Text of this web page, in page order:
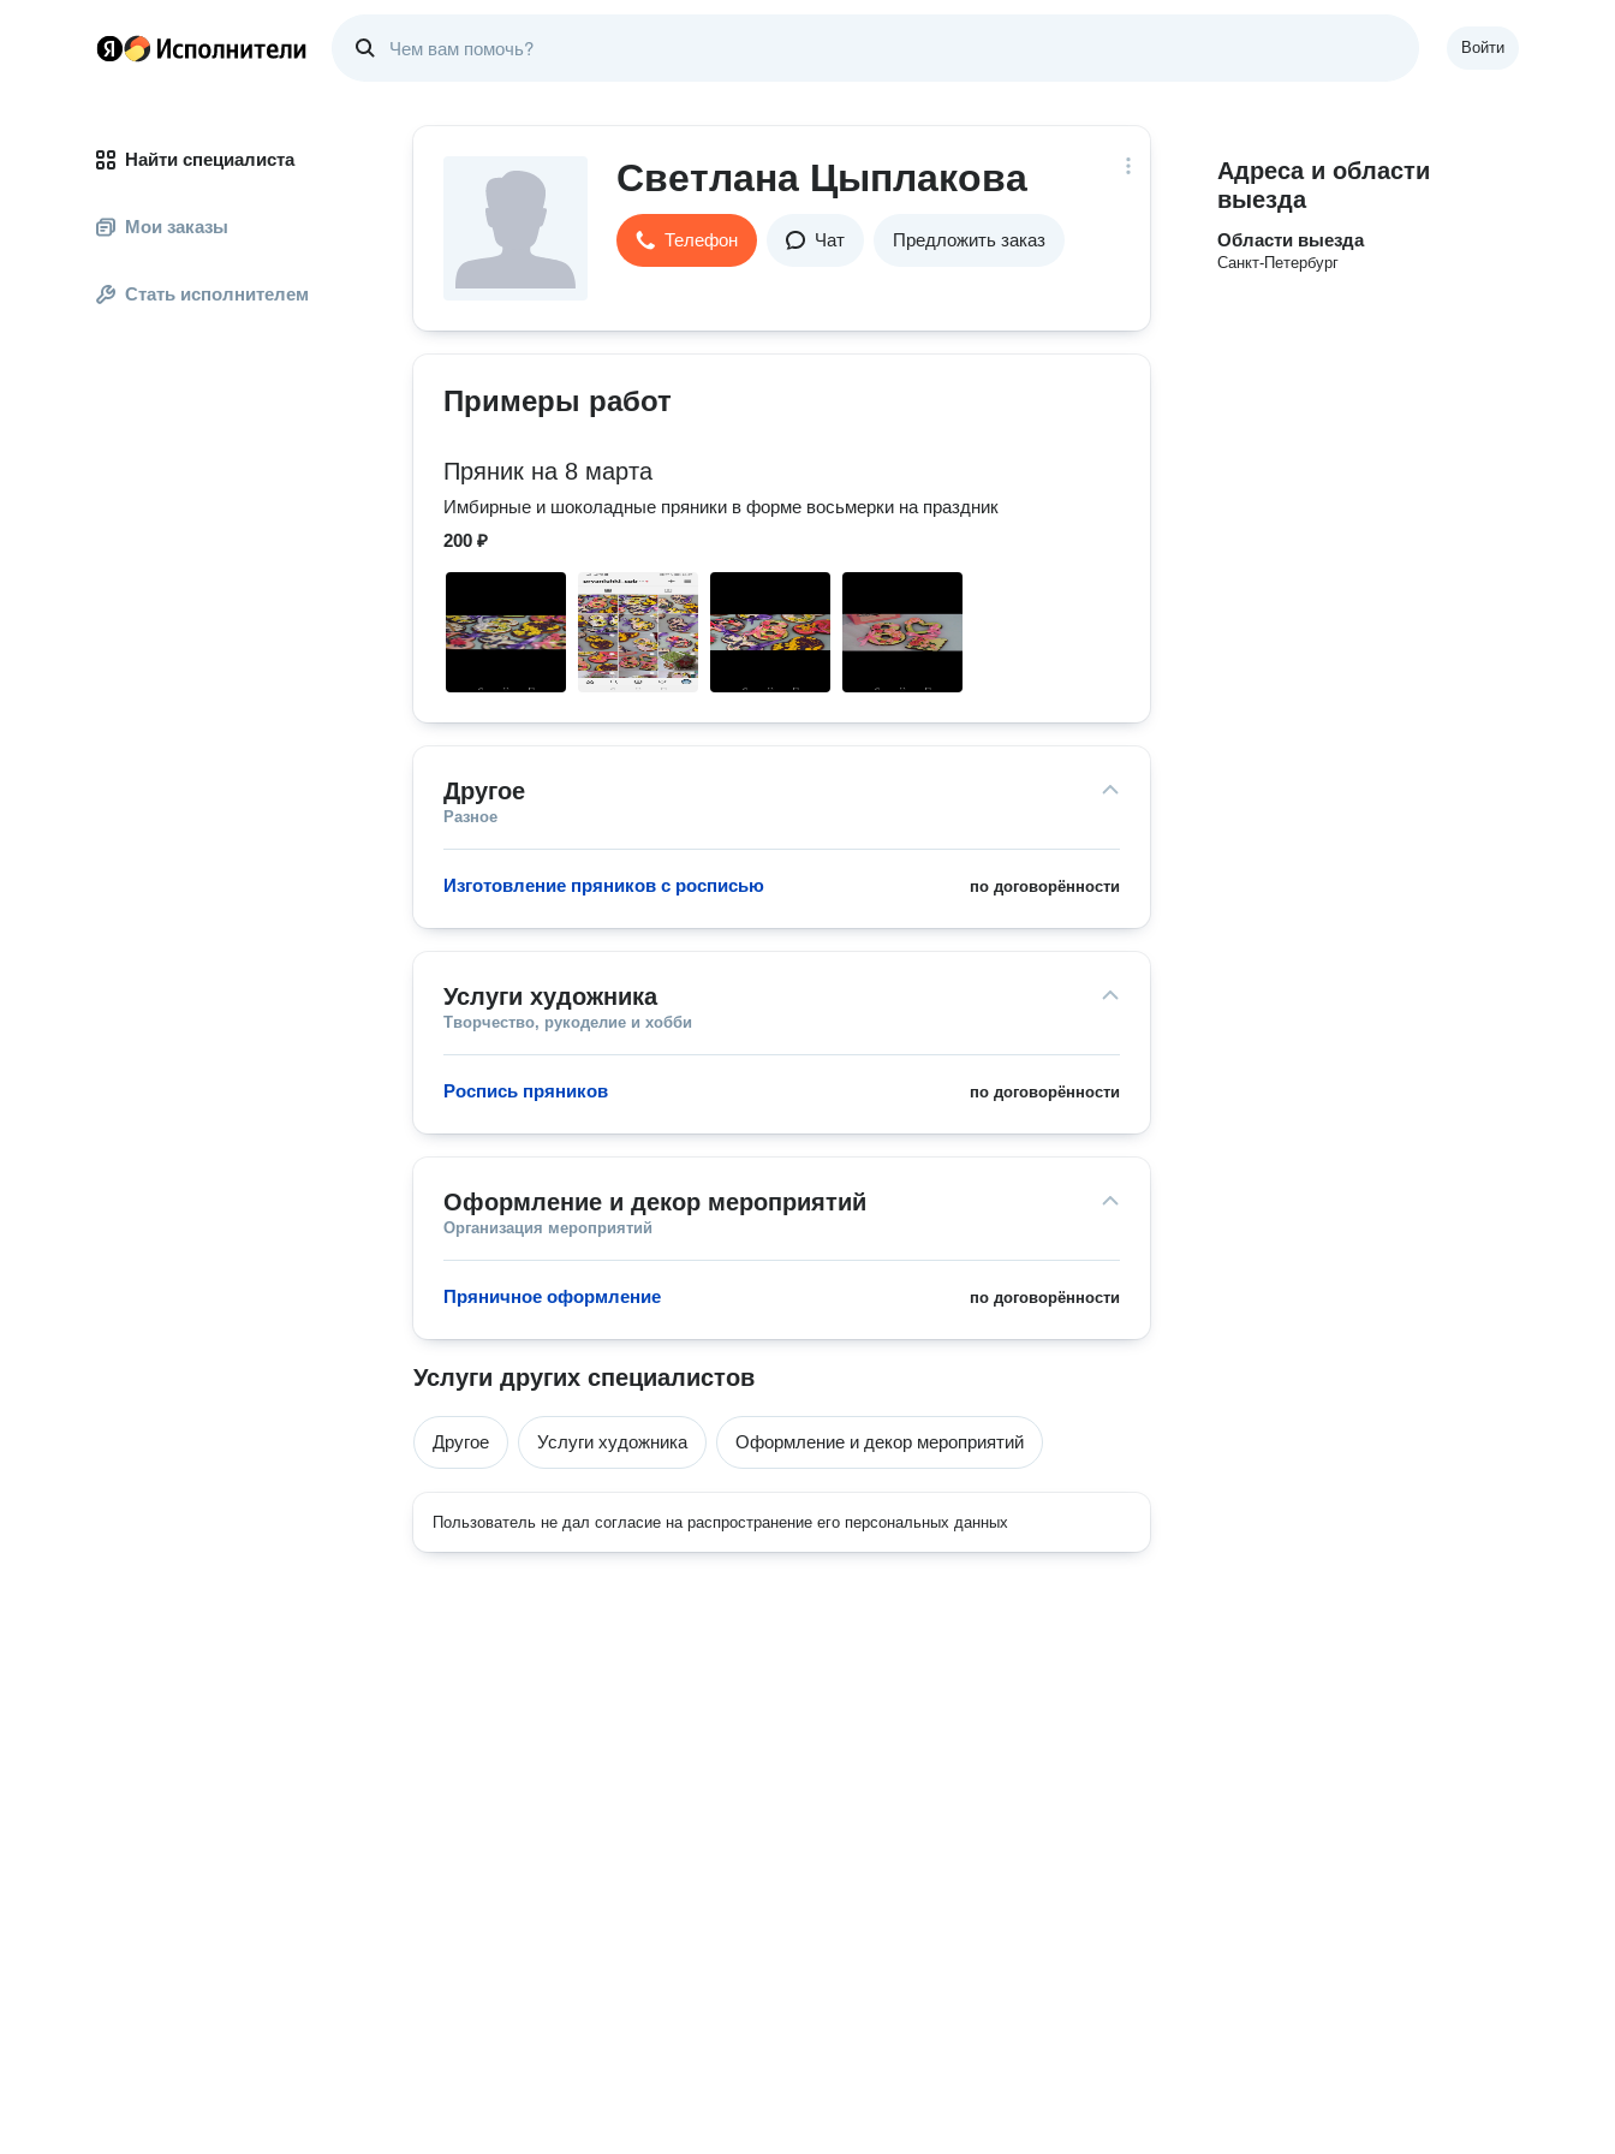
Войти
Найти специалиста
Мои заказы
Стать исполнителем
Светлана Цыплакова
Телефон Чат Предложить заказ
Примеры работ
Пряник на 8 марта
Имбирные и шоколадные пряники в форме восьмерки на праздник
200 ₽
Другое
Разное
по договорённости
Изготовление пряников с росписью
Услуги художника
Творчество, рукоделие и хобби
по договорённости
Роспись пряников
Оформление и декор мероприятий
Организация мероприятий
по договорённости
Пряничное оформление
Услуги других специалистов
Другое Услуги художника Оформление и декор мероприятий
Пользователь не дал согласие на распространение его персональных данных
Адреса и области
выезда
Области выезда
Санкт-Петербург